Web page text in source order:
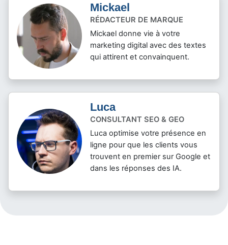
Mickael
RÉDACTEUR DE MARQUE
Mickael donne vie à votre
marketing digital avec des textes
qui attirent et convainquent.
Luca
CONSULTANT SEO & GEO
Luca optimise votre présence en
ligne pour que les clients vous
trouvent en premier sur Google et
dans les réponses des IA.